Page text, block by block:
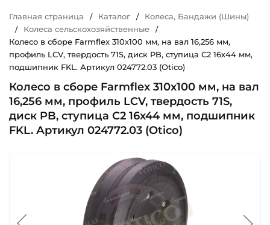
Главная страница / Каталог / Колеса, Бандажи (Шины)
/ Колеса сельскохозяйственные /
Колесо в сборе Farmflex 310x100 мм, на вал 16,256 мм,
профиль LCV, твердость 71S, диск PB, ступица С2 16х44 мм,
подшипник FKL. Артикул 024772.03 (Otico)
Колесо в сборе Farmflex 310x100 мм, на вал
16,256 мм, профиль LCV, твердость 71S,
диск PB, ступица С2 16х44 мм, подшипник
FKL. Артикул 024772.03 (Otico)